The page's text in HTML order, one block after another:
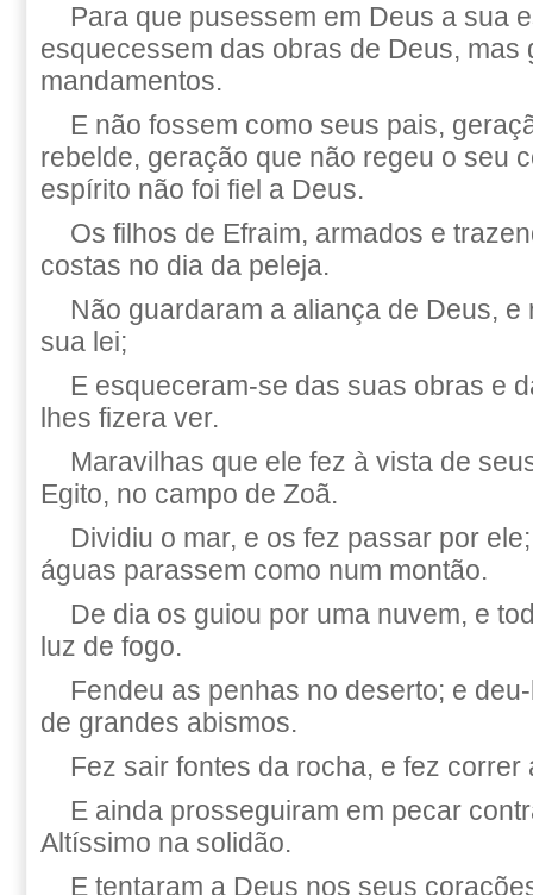
Para que pusessem em Deus a sua
esquecessem das obras de Deus, mas
mandamentos.
E não fossem como seus pais,
rebelde, geração que não regeu o seu
espírito não foi fiel a Deus.
Os filhos de Efraim, armados e
costas no dia da peleja.
Não guardaram a aliança de Deus,
sua lei;
E esqueceram-se das suas obras e
lhes fizera ver.
Maravilhas que ele fez à vista de
Egito, no campo de Zoã.
Dividiu o mar, e os fez passar por
águas parassem como num montão.
De dia os guiou por uma nuvem, e
luz de fogo.
Fendeu as penhas no deserto; e
de grandes abismos.
Fez sair fontes da rocha, e fez
E ainda prosseguiram em pecar
Altíssimo na solidão.
E tentaram a Deus nos seus